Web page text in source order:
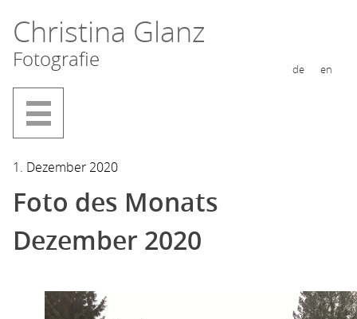
Zum
Inhalt
springen
Christina Glanz
Fotografie de en
1. Dezember 2020
Foto des Monats
Dezember 2020